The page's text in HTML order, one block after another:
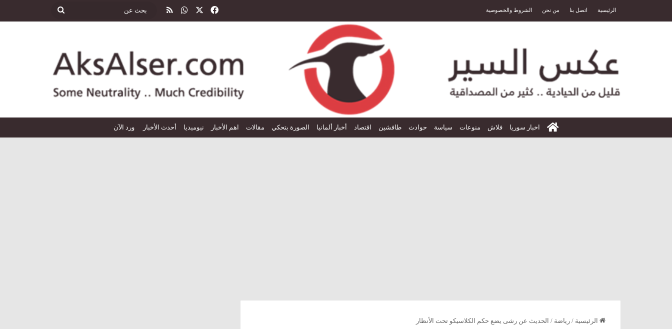
الرئيسية اتصل بنا من نحن الشروط والخصوصية فيسبوك واتسابملخص الموقع RSS بحث
الرئيسية
اخبار سوريا فلاش منوعات سياسة حوادث طافشين اقتصاد أخبار ألمانيا الصورة بتحكي مقالات اهم الأخبار نيوميديا أحدث الأخبار ورد الآن
الرئيسية / رياضة / الحديث عن رشى يضع حكم الكلاسيكو تحت الأنظار